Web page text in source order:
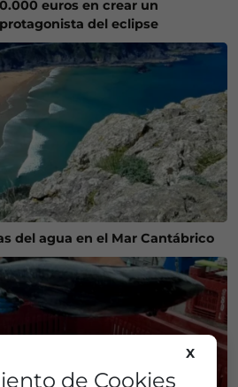
euros en crear un
del eclipse
del agua en el Mar Cantábrico
X
de Cookies